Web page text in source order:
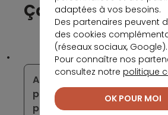
Ça peut vous
Alma développe une
payer dans un point de
physique en 3 fois
adaptées à vos besoins.
Des partenaires peuvent
des cookies
(réseaux sociaux, Google).
Pour connaître nos
consultez notre politique
OK POUR MOI